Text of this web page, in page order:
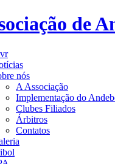
nós
A Associação
Implementação do
Clubes Filiados
Árbitros
Contatos